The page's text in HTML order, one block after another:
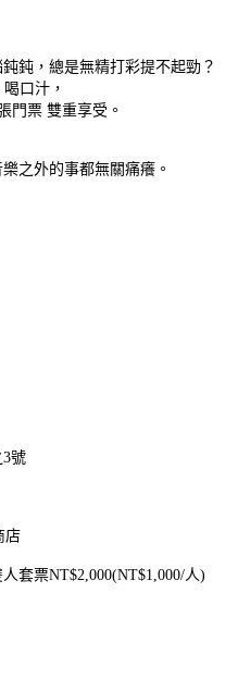
鈍，總是無精打彩提不起勁？
口汁，
門票 雙重享受。
之外的事都無關痛癢。
3號
店
票NT$2,000(NT$1,000/人)